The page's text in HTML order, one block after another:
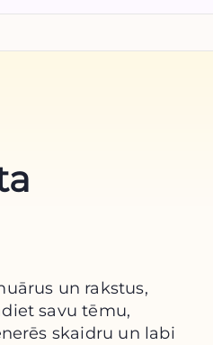
un rakstus,
savu tēmu,
skaidru un labi